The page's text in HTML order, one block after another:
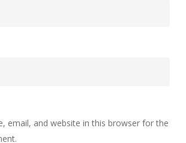
email, and website in this browser for the